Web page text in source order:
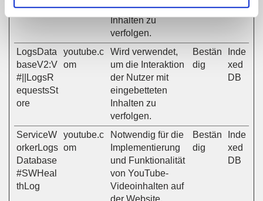
EY
eingebetteten
Inhalten zu
verfolgen.
kie
LogsData
baseV2:V
#||LogsR
equestsSt
ore
youtube.c
om
Wird verwendet,
um die Interaktion
der Nutzer mit
eingebetteten
Inhalten zu
verfolgen.
Bestän
dig
Inde
xed
DB
ServiceW
orkerLogs
Database
#SWHeal
thLog
youtube.c
om
Notwendig für die
Implementierung
und Funktionalität
von YouTube-
Videoinhalten auf
der Website.
Bestän
dig
Inde
xed
DB